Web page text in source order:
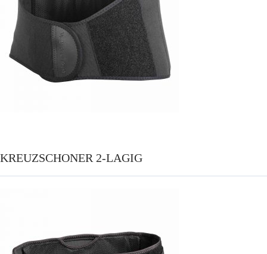
KREUZSCHONER 2-LAGIG